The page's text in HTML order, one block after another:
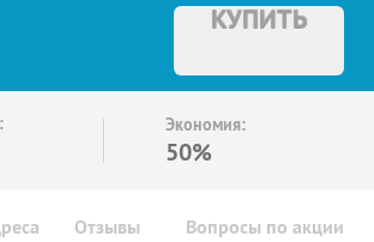
КУПИТЬ
Экономия:
50%
Отзывы Вопросы по акции